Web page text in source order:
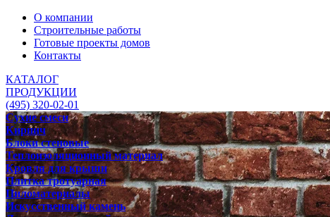
О компании
Строительные работы
Готовые проекты домов
Контакты
КАТАЛОГ
ПРОДУКЦИИ
(495) 320-02-01
Сухие смеси
Кирпич
Блоки стеновые
Теплоизоляционный материал
Кровля для крыши
Плитка тротуарная
Пиломатериалы
Искусственный камень